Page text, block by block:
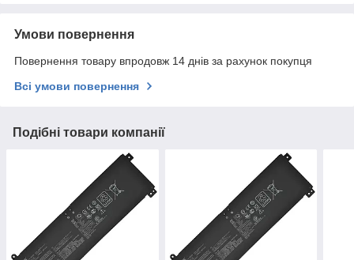
Умови повернення
Повернення товару впродовж 14 днів за рахунок покупця
Всі умови повернення
Подібні товари компанії